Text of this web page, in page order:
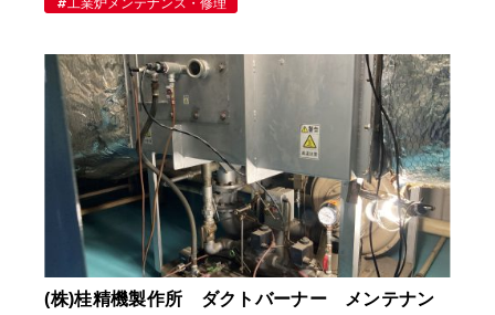
(株)桂精機製作所 ダクトバーナー メンテナン